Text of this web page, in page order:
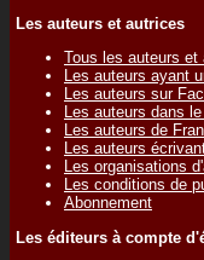
Les auteurs et autrices
Tous les auteurs et
Les auteurs ayant
Les auteurs sur
Les auteurs dans
Les auteurs de
Les auteurs
Les organisations
Les conditions de
Abonnement
Les éditeurs à compte